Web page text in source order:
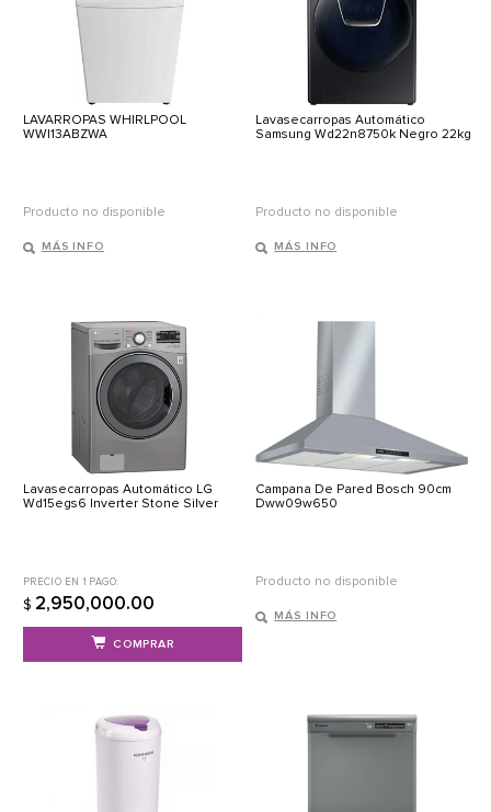
LAVARROPAS WHIRLPOOL
WWI13ABZWA
Producto no disponible
MÁS INFO
Lavasecarropas Automático
Samsung Wd22n8750k Negro 22kg
Producto no disponible
MÁS INFO
Lavasecarropas Automático LG
Wd15egs6 Inverter Stone Silver
PRECIO EN 1 PAGO:
$ 2,950,000.00
COMPRAR
Campana De Pared Bosch 90cm
Dww09w650
Producto no disponible
MÁS INFO